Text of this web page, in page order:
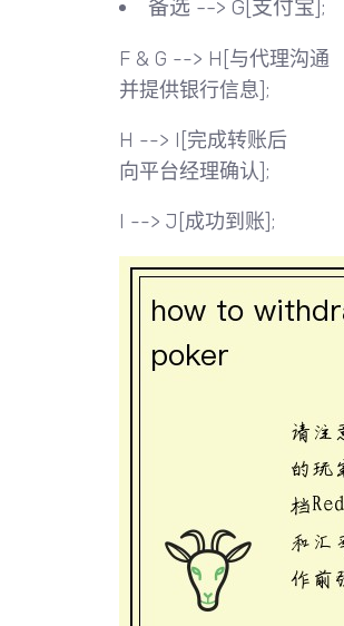
备选 --> G[支付宝];
F & G --> H[与代理沟通
并提供银行信息];
H --> I[完成转账后
向平台经理确认];
I --> J[成功到账];